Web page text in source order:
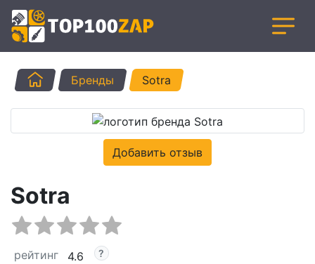
ГлавнаяБренды Sotra
Добавить отзыв
Sotra
рейтинг
4.6